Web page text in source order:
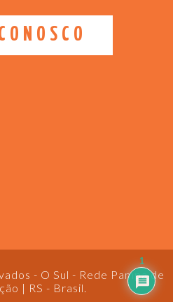
- O Sul - Rede Pampa de
| RS - Brasil.
1